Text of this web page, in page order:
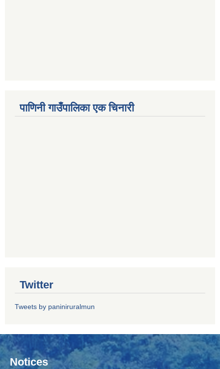
पाणिनी गाउँपालिका एक चिनारी
Twitter
Tweets by paniniruralmun
Notices